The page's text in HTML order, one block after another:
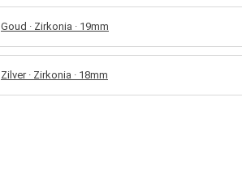
Goud · Zirkonia · 19mm
Zilver · Zirkonia · 18mm